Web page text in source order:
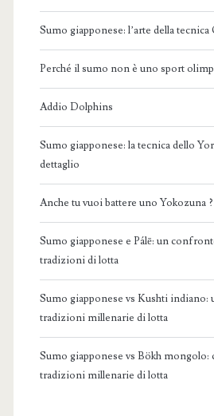
Sumo giapponese: l’arte della tecnica
Perché il sumo non è uno sport
Addio Dolphins
Sumo giapponese: la tecnica dello
dettaglio
Anche tu vuoi battere uno Yokozuna ?
Sumo giapponese e Pálē: un
tradizioni di lotta
Sumo giapponese vs Kushti
tradizioni millenarie di lotta
Sumo giapponese vs Bökh
tradizioni millenarie di lotta